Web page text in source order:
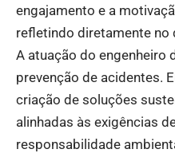
engajamento e a
refletindo diretamente no
A atuação do engenheiro
prevenção de acidentes.
criação de soluções
alinhadas às exigências
responsabilidade